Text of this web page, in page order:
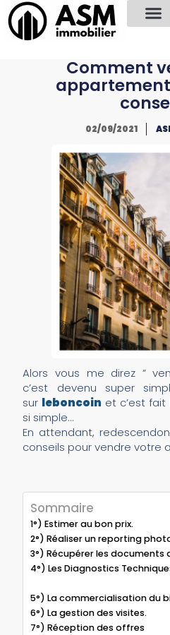
principal
Comment
appartement
02/09/2021
Alors vous me direz ”
c’est devenu super
sur leboncoin et c’est fait
si simple…
En attendant,
conseils pour vendre votre
Sommaire
1°) Estimer au bon prix.
2°) Réaliser un reporting
3°) Récupérer les documents
4°) Les Diagnostics
5°) La commercialisation du
6°) La gestion des visites.
7°) Réception des offres